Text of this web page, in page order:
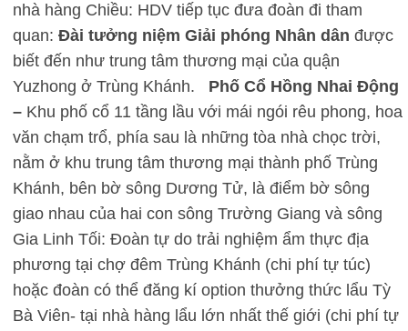
nhà hàng Chiều: HDV tiếp tục đưa đoàn đi tham
quan: Đài tưởng niệm Giải phóng Nhân dân được
biết đến như trung tâm thương mại của quận
Yuzhong ở Trùng Khánh. Phố Cổ Hồng Nhai Động
– Khu phố cổ 11 tầng lầu với mái ngói rêu phong, hoa
văn chạm trổ, phía sau là những tòa nhà chọc trời,
nằm ở khu trung tâm thương mại thành phố Trùng
Khánh, bên bờ sông Dương Tử, là điểm bờ sông
giao nhau của hai con sông Trường Giang và sông
Gia Linh Tối: Đoàn tự do trải nghiệm ẩm thực địa
phương tại chợ đêm Trùng Khánh (chi phí tự túc)
hoặc đoàn có thể đăng kí option thưởng thức lẩu Tỳ
Bà Viên- tại nhà hàng lẩu lớn nhất thế giới (chi phí tự